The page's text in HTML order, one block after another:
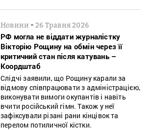
Новини -26 Травня 2026
РФ могла не віддати журналістку
Вікторію Рощину на обмін через її
критичний стан після катувань –
Коордштаб
Слідчі заявили, що Рощину карали за
відмову співпрацювати з адміністрацією,
виконувати вимоги окупантів і навіть
вчити російський гімн. Також у неї
зафіксували різані рани кінцівок та
перелом потиличної кістки.